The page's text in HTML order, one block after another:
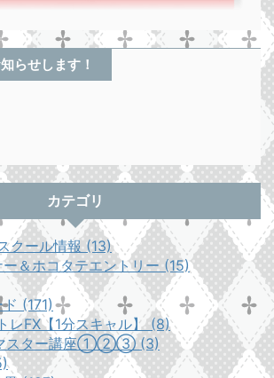
らせします！
カテゴリ
クール情報 (13)
ー＆ホコタテエントリー (15)
(171)
レFX【1分スキャル】 (8)
マスター講座①②③ (3)